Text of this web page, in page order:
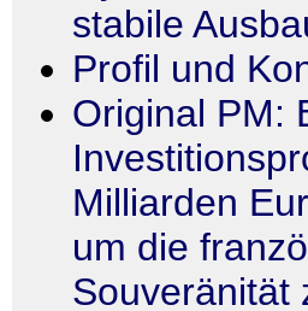
stabile
Profil und
Original PM:
Milliarden
um die
Souveränität